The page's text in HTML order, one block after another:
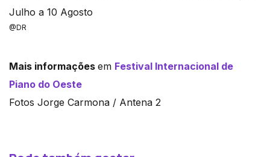
@DR
Mais informações em Festival Internacional de
Piano do Oeste
Fotos Jorge Carmona / Antena 2